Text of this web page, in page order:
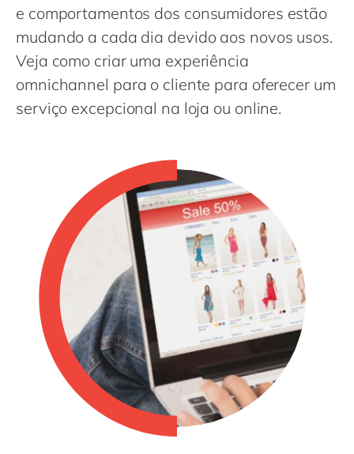
USA & Canada
e comportamentos dos consumidores estão
mudando a cada dia devido aos novos usos.
Veja como criar uma experiência
omnichannel para o cliente para oferecer um
serviço excepcional na loja ou online.